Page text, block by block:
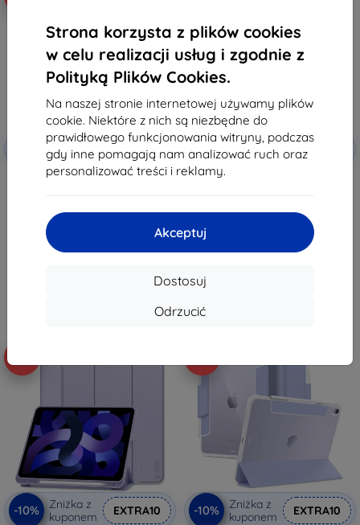
Strona korzysta z plików cookies
w celu realizacji usług i zgodnie z
Polityką Plików Cookies.
Na naszej stronie internetowej używamy plików
cookie. Niektóre z nich są niezbędne do
prawidłowego funkcjonowania witryny, podczas
gdy inne pomagają nam analizować ruch oraz
personalizować treści i reklamy.
Akceptuj
Dostosuj
Odrzucić
Zniżka z
kuponem
EXTRA10
Eiger Storm 250m etui na stylus
87,90 zł
-10%
Zniżka z
kuponem
HOFI PAPER PRO+ 2-PACK
(9490713929308)
58,40 zł
-10%
Zniżka z
kuponem
EXTRA10 -10%
Zniżka z
kuponem
EXTRA10